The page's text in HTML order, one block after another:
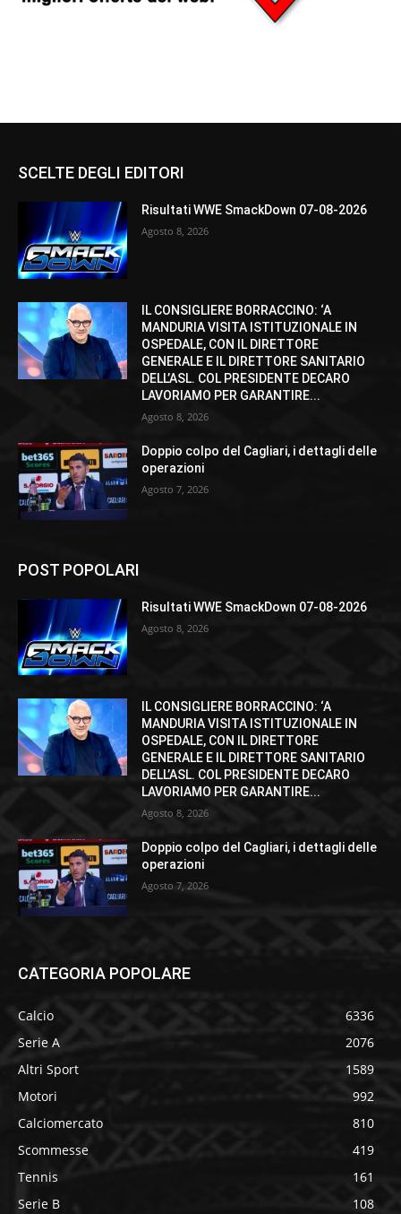
SCELTE DEGLI EDITORI
Risultati WWE SmackDown 07-08-2026
Agosto 8, 2026
IL CONSIGLIERE BORRACCINO: ‘A
MANDURIA VISITA ISTITUZIONALE IN
OSPEDALE, CON IL DIRETTORE
GENERALE E IL DIRETTORE SANITARIO
DELL’ASL. COL PRESIDENTE DECARO
LAVORIAMO PER GARANTIRE...
Agosto 8, 2026
Doppio colpo del Cagliari, i dettagli delle
operazioni
Agosto 7, 2026
POST POPOLARI
Risultati WWE SmackDown 07-08-2026
Agosto 8, 2026
IL CONSIGLIERE BORRACCINO: ‘A
MANDURIA VISITA ISTITUZIONALE IN
OSPEDALE, CON IL DIRETTORE
GENERALE E IL DIRETTORE SANITARIO
DELL’ASL. COL PRESIDENTE DECARO
LAVORIAMO PER GARANTIRE...
Agosto 8, 2026
Doppio colpo del Cagliari, i dettagli delle
operazioni
Agosto 7, 2026
CATEGORIA POPOLARE
Calcio
6336
Serie A
2076
Altri Sport
1589
Motori
992
Calciomercato
810
Scommesse
419
Tennis
161
Serie B
108